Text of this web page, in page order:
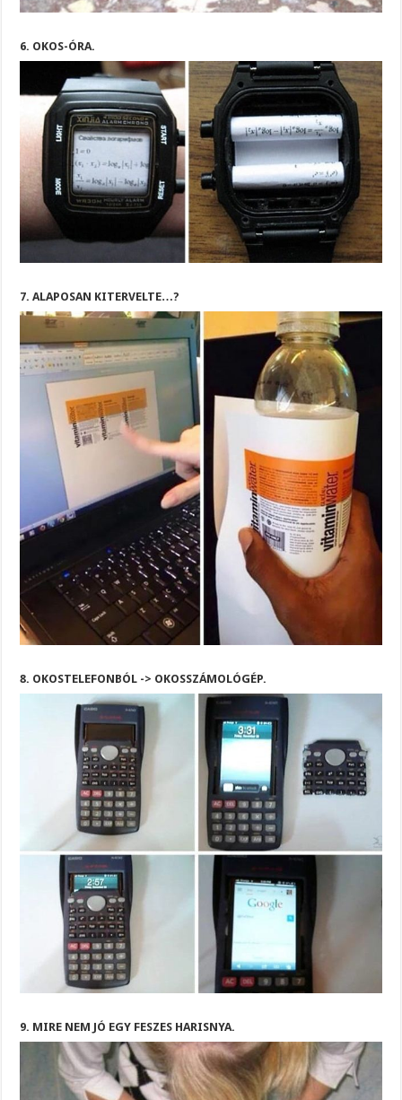
6. OKOS-ÓRA.
7. ALAPOSAN KITERVELTE…?
8. OKOSTELEFONBÓL -> OKOSSZÁMOLÓGÉP.
9. MIRE NEM JÓ EGY FESZES HARISNYA.